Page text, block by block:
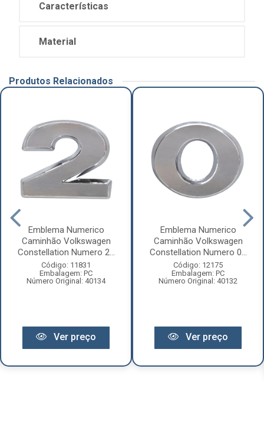
Características
Material
Produtos Relacionados
Emblema Numerico
Caminhão Volkswagen
Constellation Numero 2...
Código: 11831
Embalagem: PC
Número Original: 40134
Ver preço
Emblema Numerico
Caminhão Volkswagen
Constellation Numero 0...
Código: 12175
Embalagem: PC
Número Original: 40132
Ver preço